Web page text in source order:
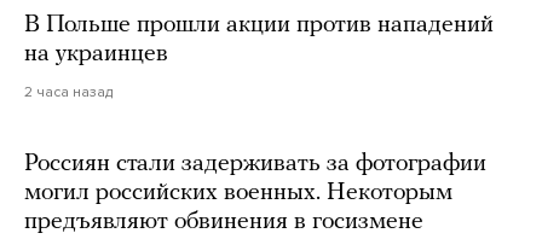
В Польше прошли акции против нападений
на украинцев
2 часа назад
Россиян стали задерживать за фотографии
могил российских военных. Некоторым
предъявляют обвинения в госизмене